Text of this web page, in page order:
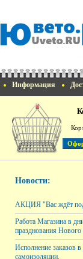
Информация
Новости:
АКЦИЯ "Вас ждёт
Работа Магазина в
празднования Нового
Исполнение заказов в
самоизоляции.